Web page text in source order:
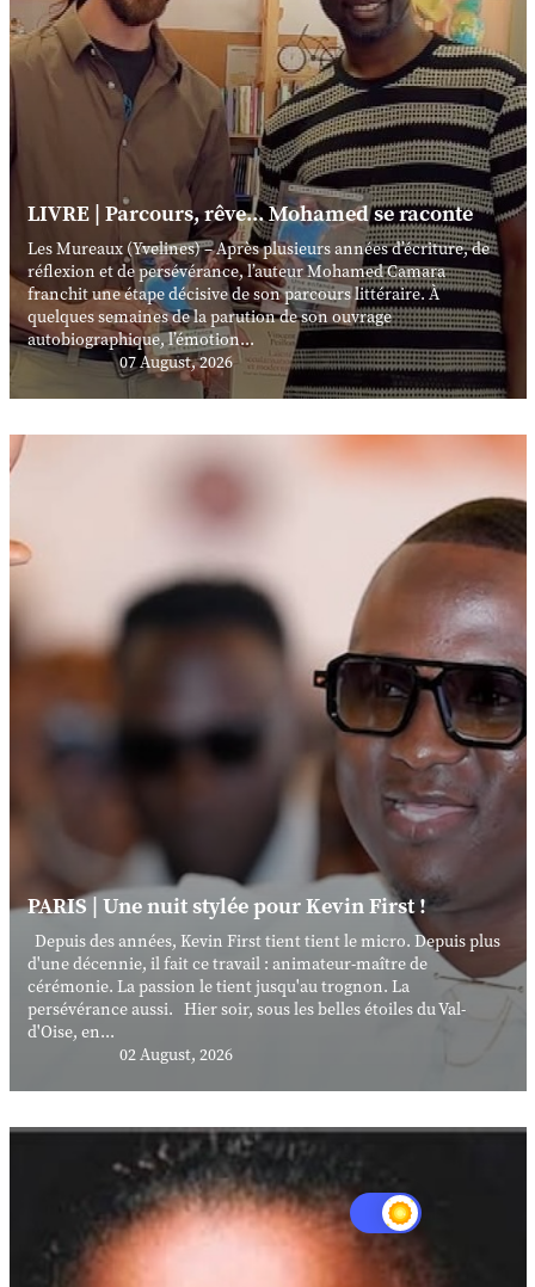
LIVRE | Parcours, rêve... Mohamed se raconte
Les Mureaux (Yvelines) – Après plusieurs années d’écriture, de
réflexion et de persévérance, l’auteur Mohamed Camara
franchit une étape décisive de son parcours littéraire. À
quelques semaines de la parution de son ouvrage
autobiographique, l’émotion...
07 August, 2026
PARIS | Une nuit stylée pour Kevin First !
Depuis des années, Kevin First tient tient le micro. Depuis plus
d'une décennie, il fait ce travail : animateur-maître de
cérémonie. La passion le tient jusqu'au trognon. La
persévérance aussi. Hier soir, sous les belles étoiles du Val-
d'Oise, en...
02 August, 2026